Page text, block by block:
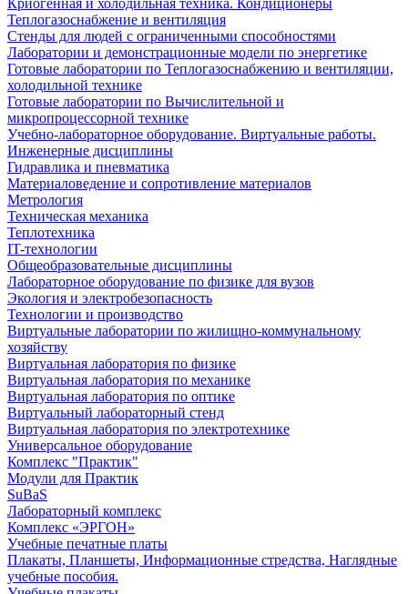
Криогенная и холодильная техника. Кондиционеры
Теплогазоснабжение и вентиляция
Стенды для людей с ограниченными способностями
Лаборатории и демонстрационные модели по энергетике
Готовые лаборатории по Теплогазоснабжению и вентиляции,
холодильной технике
Готовые лаборатории по Вычислительной и
микропроцессорной технике
Учебно-лабораторное оборудование. Виртуальные работы.
Инженерные дисциплины
Гидравлика и пневматика
Материаловедение и сопротивление материалов
Метрология
Техническая механика
Теплотехника
IT-технологии
Общеобразовательные дисциплины
Лабораторное оборудование по физике для вузов
Экология и электробезопасность
Технологии и производство
Виртуальные лаборатории по жилищно-коммунальному
хозяйству
Виртуальная лаборатория по физике
Виртуальная лаборатория по механике
Виртуальная лаборатория по оптике
Виртуальный лабораторный стенд
Виртуальная лаборатория по электротехнике
Универсальное оборудование
Комплекс "Практик"
Модули для Практик
SuBaS
Лабораторный комплекс
Комплекс «ЭРГОН»
Учебные печатные платы
Плакаты, Планшеты, Информационные стредства, Наглядные
учебные пособия.